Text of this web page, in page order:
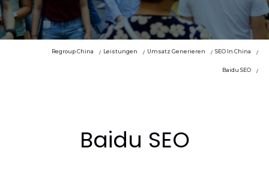
Regroup China Leistungen Umsatz Generieren SEO In China
Baidu SEO
Baidu SEO